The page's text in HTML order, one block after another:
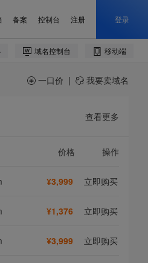
一口价 | 我要卖域名
查看更多
价格 操作
¥3,999 立即购买
¥1,376 立即购买
¥3,999 立即购买